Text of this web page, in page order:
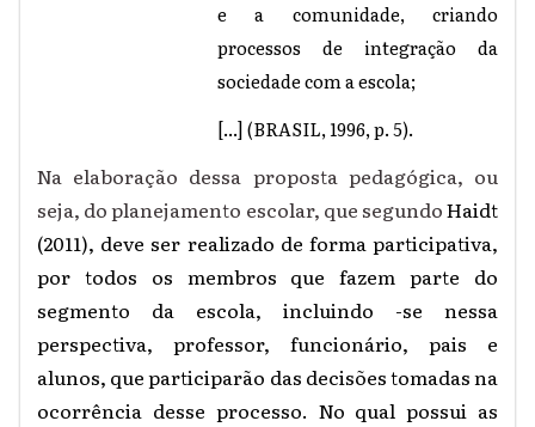
e a comunidade, criando
processos de integração da
sociedade com a escola;
[...] (BRASIL, 1996, p. 5).
Na elaboração dessa proposta pedagógica, ou
seja, do planejamento escolar, que segundoHaidt
(2011), deve ser realizado de forma participativa,
por todos os membros que fazem parte do
segmento da escola, incluindo -se nessa
perspectiva, professor, funcionário, pais e
alunos, que participarão das decisões tomadas na
ocorrência desse processo. No qual possui as